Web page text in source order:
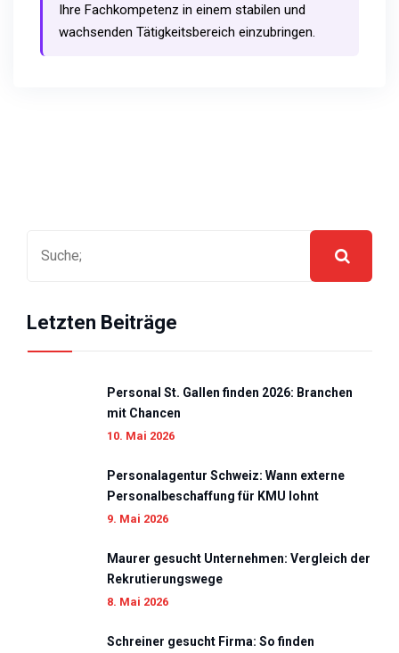
Ihre Fachkompetenz in einem stabilen und
wachsenden Tätigkeitsbereich einzubringen.
Letzten Beiträge
Personal St. Gallen finden 2026: Branchen
mit Chancen
10. Mai 2026
Personalagentur Schweiz: Wann externe
Personalbeschaffung für KMU lohnt
9. Mai 2026
Maurer gesucht Unternehmen: Vergleich der
Rekrutierungswege
8. Mai 2026
Schreiner gesucht Firma: So finden